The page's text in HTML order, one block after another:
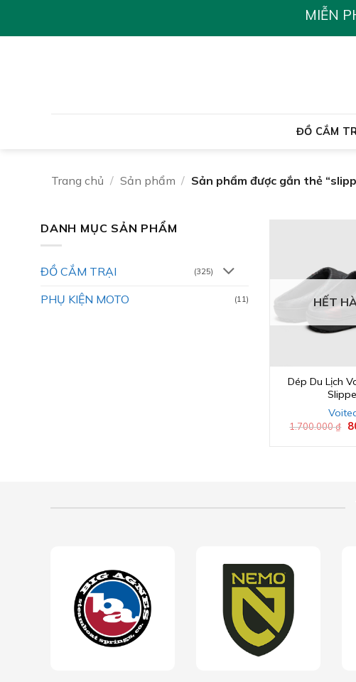
MIỄN
ĐỒ CẮM
Trang chủ / Sản phẩm / Sản phẩm được gắn thẻ
DANH MỤC SẢN PHẨM
ĐỒ CẮM TRẠI (325)
PHỤ KIỆN MOTO (11) HẾT
Dép Du Lịch
1.700.000₫